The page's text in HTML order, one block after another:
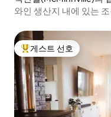
와인 생산지 내에 있는
상위 게스트 선호
게스트 선호